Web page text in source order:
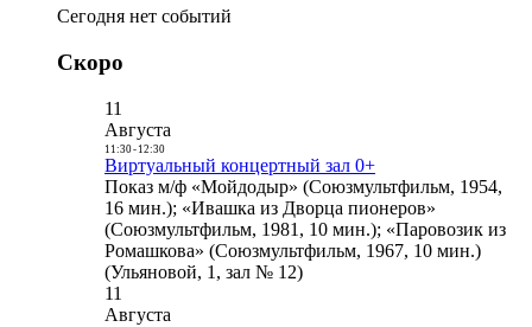
Сегодня нет событий
Скоро
11
Августа
11:30- 12:30
Виртуальный концертный зал 0+
Показ м/ф «Мойдодыр» (Союзмультфильм, 1954,
16 мин.); «Ивашка из Дворца пионеров»
(Союзмультфильм, 1981, 10 мин.); «Паровозик из
Ромашкова» (Союзмультфильм, 1967, 10 мин.)
(Ульяновой, 1, зал № 12)
11
Августа